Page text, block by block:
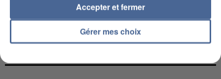
UNE TOURISTE DE L’OISE EMPORTÉE PAR UNE
COULÉE DE BOUE EN HAUTE-SAVOIE
Gérer mes choix
Accepter et fermer